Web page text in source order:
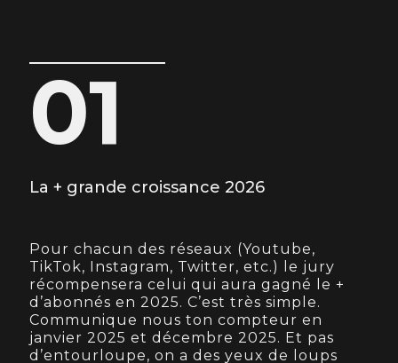
01
La + grande croissance 2026
Pour chacun des réseaux (Youtube,
TikTok, Instagram, Twitter, etc.) le jury
récompensera celui qui aura gagné le +
d’abonnés en 2025. C’est très simple.
Communique nous ton compteur en
janvier 2025 et décembre 2025. Et pas
d’entourloupe, on a des yeux de loups